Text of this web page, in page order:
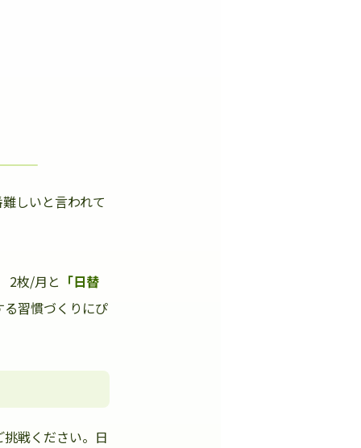
しいと言われて
2枚/月と 「日替
習慣づくりにぴ
戦ください。日